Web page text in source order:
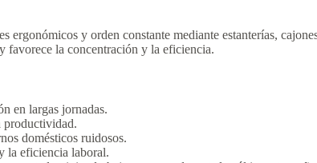
y orden constante mediante estanterías,
favorece la concentración y la eficiencia.
en largas jornadas.
productividad.
domésticos ruidosos.
la eficiencia laboral.